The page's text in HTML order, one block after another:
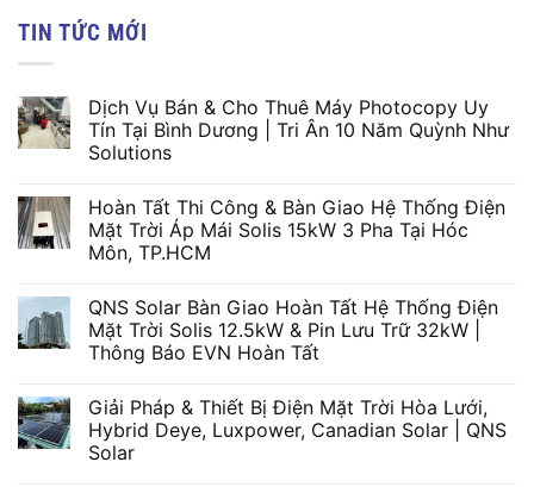
TIN TỨC MỚI
Dịch Vụ Bán & Cho Thuê Máy Photocopy Uy
Tín Tại Bình Dương | Tri Ân 10 Năm Quỳnh Như
Solutions
Hoàn Tất Thi Công & Bàn Giao Hệ Thống Điện
Mặt Trời Áp Mái Solis 15kW 3 Pha Tại Hóc
Môn, TP.HCM
QNS Solar Bàn Giao Hoàn Tất Hệ Thống Điện
Mặt Trời Solis 12.5kW & Pin Lưu Trữ 32kW |
Thông Báo EVN Hoàn Tất
Giải Pháp & Thiết Bị Điện Mặt Trời Hòa Lưới,
Hybrid Deye, Luxpower, Canadian Solar | QNS
Solar